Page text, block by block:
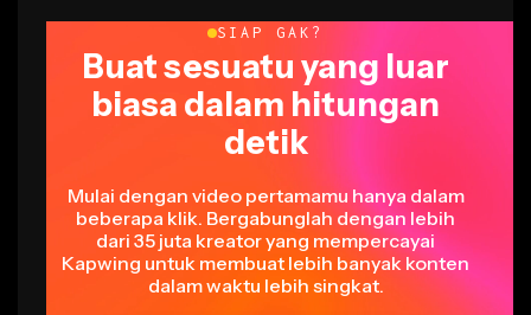
SIAP GAK?
Buat sesuatu yang luar
biasa dalam hitungan
detik
Mulai dengan video pertamamu hanya dalam
beberapa klik. Bergabunglah dengan lebih
dari 35 juta kreator yang mempercayai
Kapwing untuk membuat lebih banyak konten
dalam waktu lebih singkat.